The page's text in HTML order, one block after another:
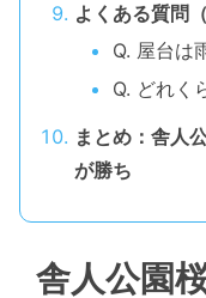
よくある質問
Q. 屋台は
Q. どれく
まとめ：舎人
が勝ち
舎人公園